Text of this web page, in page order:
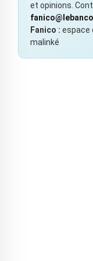
et opinions.
Fanico : espace
malinké